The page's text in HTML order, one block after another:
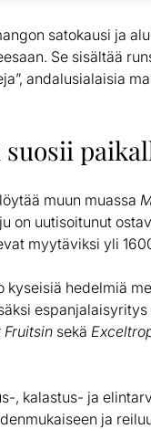
satokausi ja
Se sisältää
andalusialaisia
suosii
muun muassa
on uutisoitunut
myytäviksi yli
kyseisiä hedelmiä
Fruitsin sekä
, kalastus- ja
ja